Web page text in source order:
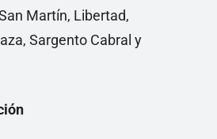
Martín, Libertad,
Sargento Cabral y